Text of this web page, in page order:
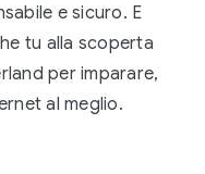
e sicuro. E
tu alla scoperta
per imparare,
al meglio.